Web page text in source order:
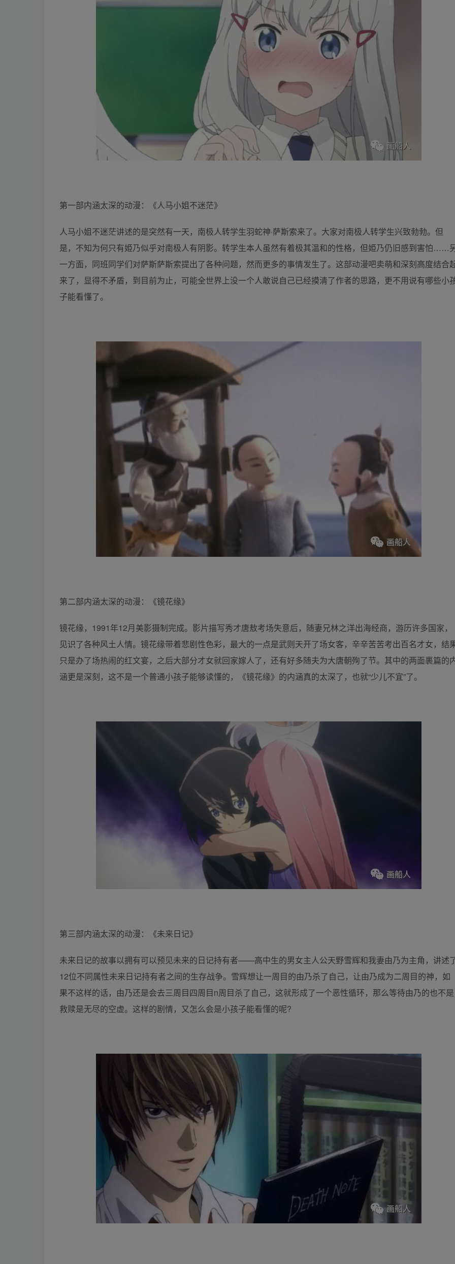
第一部内涵太深的动漫：《人马小姐不迷茫》
人马小姐不迷茫讲述的是突然有一天，南极人转学生羽蛇神·萨斯索来了。大家对南极人转学生兴致勃勃。但
是，不知为何只有姫乃似乎对南极人有阴影。转学生本人虽然有着极其温和的性格，但姫乃仍旧感到害怕……
一方面，同班同学们对萨斯萨斯索提出了各种问题，然而更多的事情发生了。这部动漫吧卖萌和深刻高度结合
来了，显得不矛盾，到目前为止，可能全世界上没一个人敢说自己已经摸清了作者的思路，更不用说有哪些小
子能看懂了。
第二部内涵太深的动漫：《镜花缘》
镜花缘，1991年12月美影摄制完成。影片描写秀才唐敖考场失意后，随妻兄林之洋出海经商，游历许多国家，
见识了各种风土人情。镜花缘带着悲剧性色彩，最大的一点是武则天开了场女客，辛辛苦苦考出百名才女，结
只是办了场热闹的红文宴，之后大部分才女就回家嫁人了，还有好多随夫为大唐朝殉了节。其中的两面裹篇的
涵更是深刻，这不是一个普通小孩子能够读懂的，《镜花缘》的内涵真的太深了，也就“少儿不宜”了。
第三部内涵太深的动漫：《未来日记》
未来日记的故事以拥有可以预见未来的日记持有者——高中生的男女主人公天野雪辉和我妻由乃为主角，讲述
12位不同属性未来日记持有者之间的生存战争。雪辉想让一周目的由乃杀了自己，让由乃成为二周目的神，如
果不这样的话，由乃还是会去三周目四周目n周目杀了自己，这就形成了一个恶性循环，那么等待由乃的也不是
救赎是无尽的空虚。这样的剧情，又怎么会是小孩子能看懂的呢?